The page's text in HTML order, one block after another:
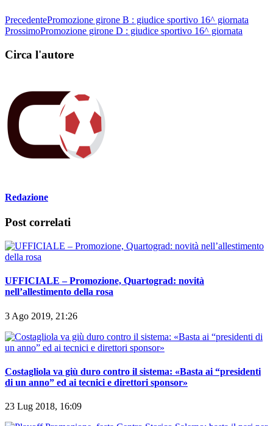
PrecedentePromozione girone B : giudice sportivo 16^ giornata
ProssimoPromozione girone D : giudice sportivo 16^ giornata
Circa l'autore
Redazione
Post correlati
UFFICIALE – Promozione, Quartograd: novità
nell’allestimento della rosa
3 Ago 2019, 21:26
Costagliola va giù duro contro il sistema: «Basta ai “presidenti
di un anno” ed ai tecnici e direttori sponsor»
23 Lug 2018, 16:09